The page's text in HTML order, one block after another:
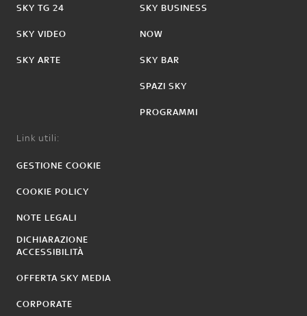
SKY TG 24
SKY VIDEO
SKY ARTE
SKY BUSINESS
NOW
SKY BAR
SPAZI SKY
PROGRAMMI
Link utili:
GESTIONE COOKIE
COOKIE POLICY
NOTE LEGALI
DICHIARAZIONE
ACCESSIBILITÀ
OFFERTA SKY MEDIA
CORPORATE